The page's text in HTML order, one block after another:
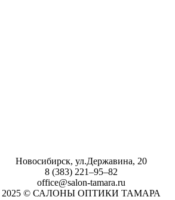
Новосибирск, ул.Державина, 20
8 (383) 221‒95‒82
office@salon-tamara.ru
2025 © САЛОНЫ ОПТИКИ ТАМАРА